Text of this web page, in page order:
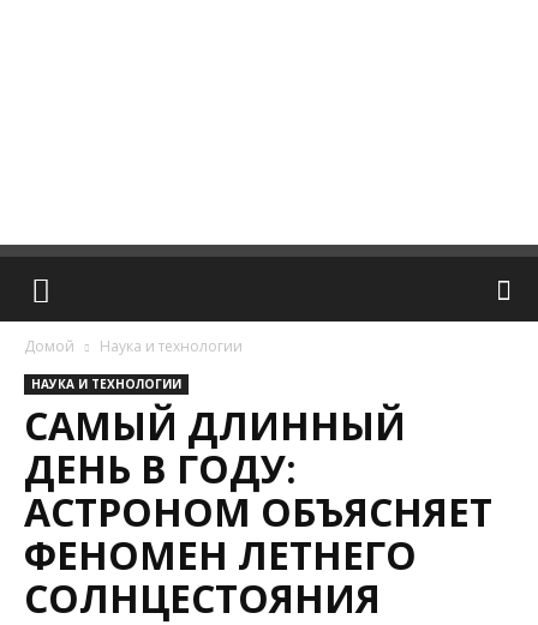
Домой Наука и технологии
НАУКА И ТЕХНОЛОГИИ
САМЫЙ ДЛИННЫЙ
ДЕНЬ В ГОДУ:
АСТРОНОМ ОБЪЯСНЯЕТ
ФЕНОМЕН ЛЕТНЕГО
СОЛНЦЕСТОЯНИЯ